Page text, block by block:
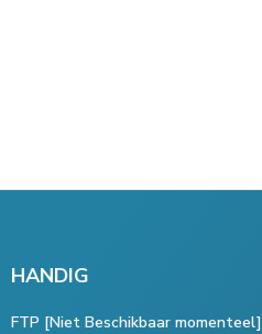
HANDIG
FTP [Niet Beschikbaar momenteel]